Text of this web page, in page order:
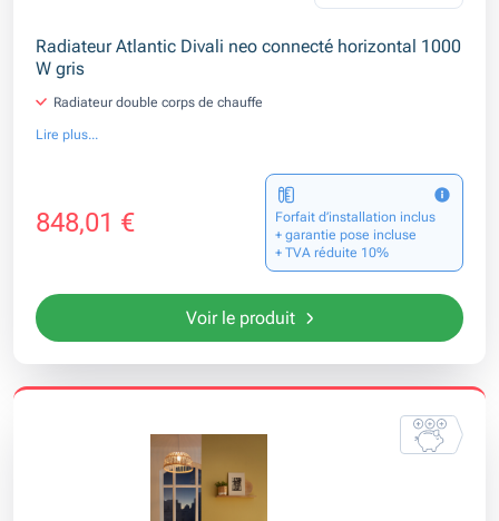
Radiateur Atlantic Divali neo connecté horizontal 1000
W gris
Radiateur double corps de chauffe
Lire plus...
848,01 €
Forfait d’installation inclus
+ garantie pose incluse
+ TVA réduite 10%
Voir le produit